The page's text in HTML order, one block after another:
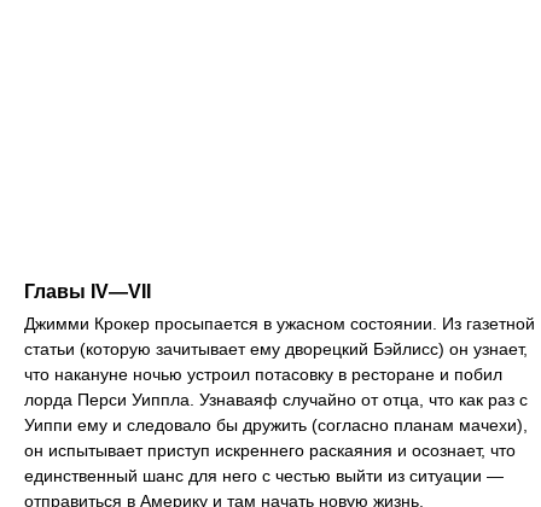
Главы IV—VII
Джимми Крокер просыпается в ужасном состоянии. Из газетной
статьи (которую зачитывает ему дворецкий Бэйлисс) он узнает,
что накануне ночью устроил потасовку в ресторане и побил
лорда Перси Уиппла. Узнаваяф случайно от отца, что как раз с
Уиппи ему и следовало бы дружить (согласно планам мачехи),
он испытывает приступ искреннего раскаяния и осознает, что
единственный шанс для него с честью выйти из ситуации —
отправиться в Америку и там начать новую жизнь.